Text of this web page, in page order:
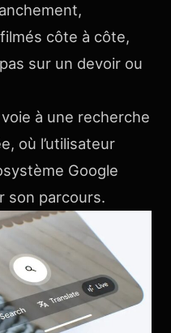
côte à côte,
sur un devoir ou
à une recherche
où l’utilisateur
Google
son parcours.